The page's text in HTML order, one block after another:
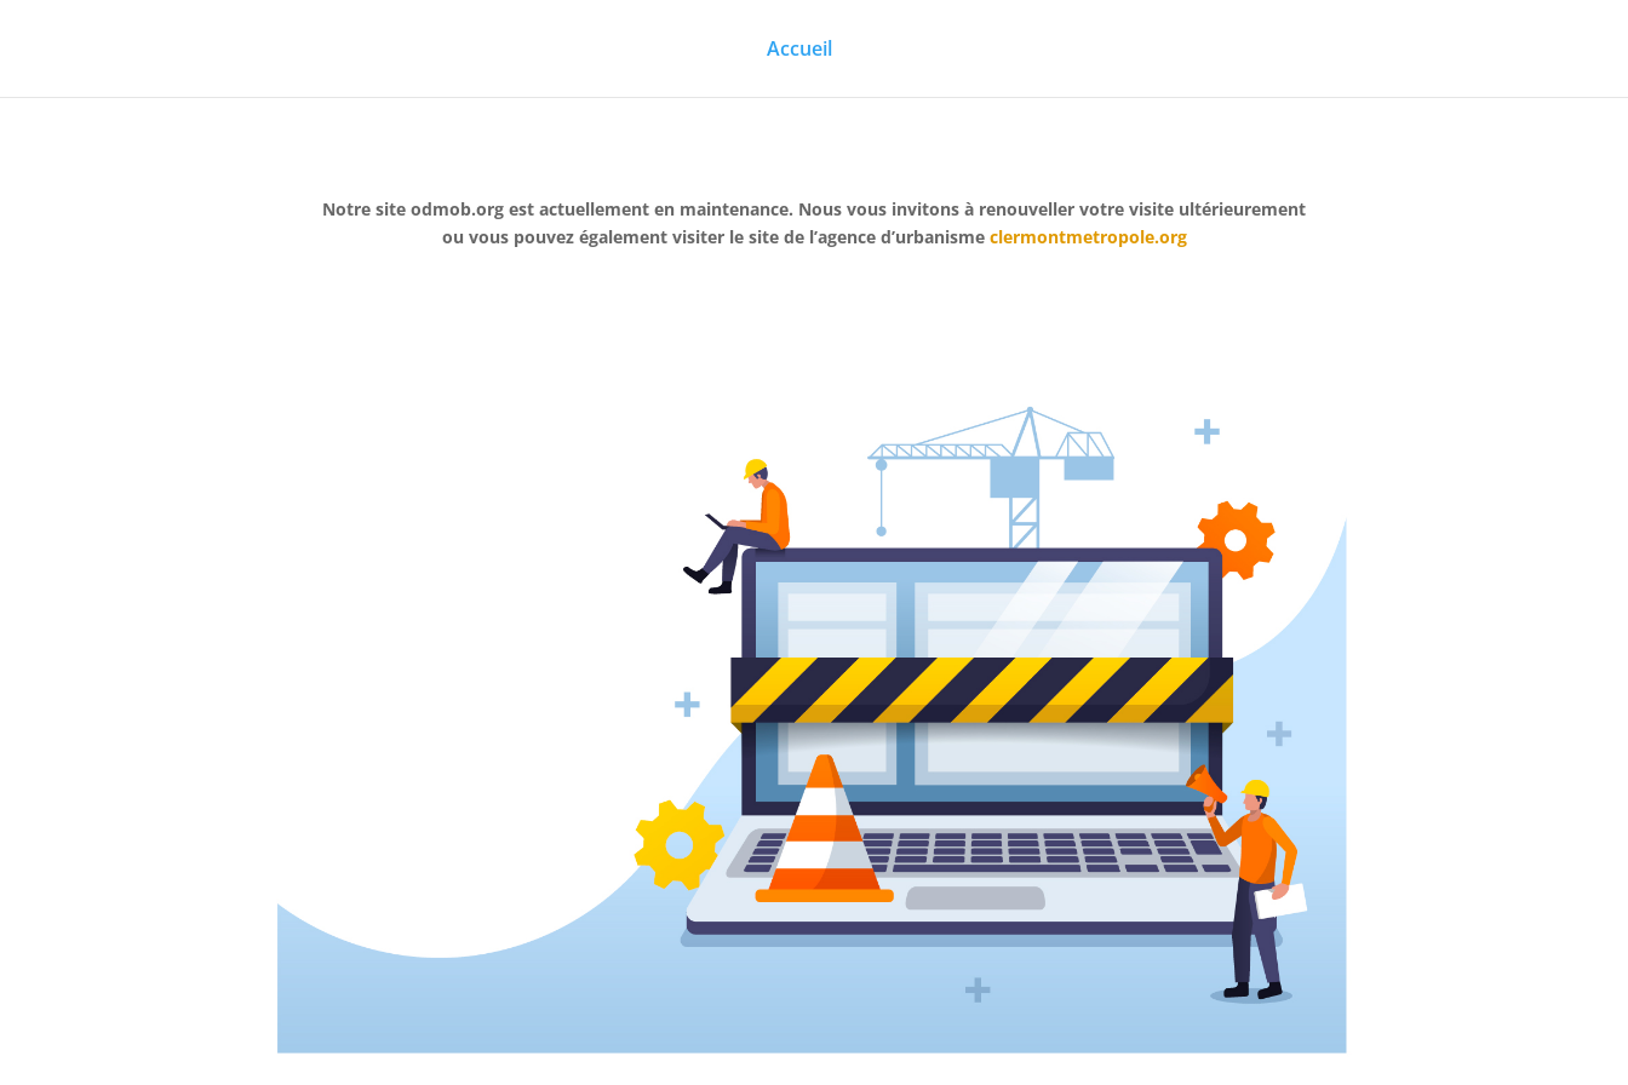
Accueil
Notre site odmob.org est actuellement en maintenance. Nous vous invitons à renouveller votre visite ultérieurement
ou vous pouvez également visiter le site de l’agence d’urbanisme clermontmetropole.org